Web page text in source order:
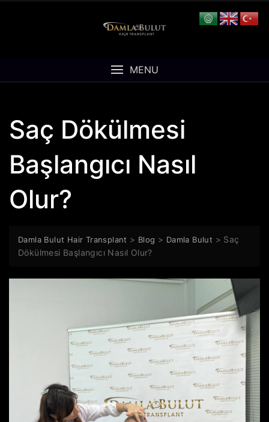
MENU
Saç Dökülmesi
Başlangıcı Nasıl
Olur?
Damla Bulut Hair Transplant > Blog > Damla Bulut > Saç
Dökülmesi Başlangıcı Nasıl Olur?